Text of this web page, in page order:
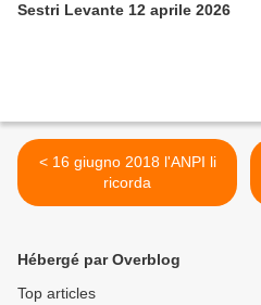
Sestri Levante 12 aprile 2026
< 16 giugno 2018 l'ANPI li
ricorda
Hébergé par Overblog
Top articles